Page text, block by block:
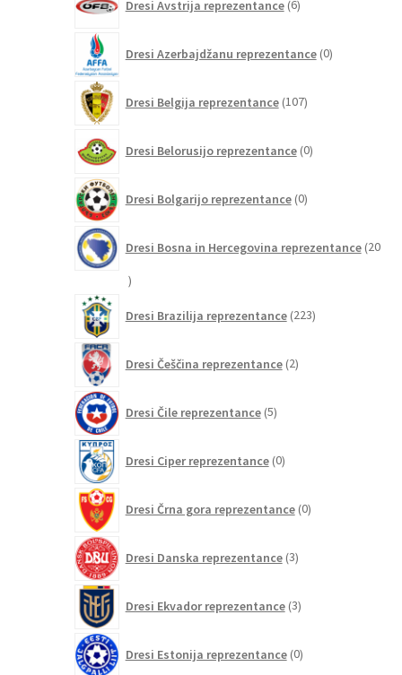
Dresi Avstrija reprezentance 6izdelkov
Dresi Azerbajdžanu reprezentance 0izdelkov
Dresi Belgija reprezentance 107izdelkov
Dresi Belorusijo reprezentance 0izdelkov
Dresi Bolgarijo reprezentance 0izdelkov
Dresi Bosna in Hercegovina reprezentance 20
20
Dresi Brazilija reprezentance 223izdelkov
Dresi Češčina reprezentance 2izdelka
Dresi Čile reprezentance 5izdelkov
Dresi Ciper reprezentance 0izdelkov
Dresi Črna gora reprezentance 0izdelkov
Dresi Danska reprezentance 3izdelki
Dresi Ekvador reprezentance 3izdelki
Dresi Estonija reprezentance 0izdelkov